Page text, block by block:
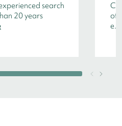
search
20 years
of
e...